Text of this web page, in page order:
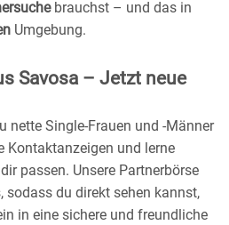
brauchst – und das in
Umgebung.
Savosa – Jetzt neue
nette Single-Frauen und -Männer
Kontaktanzeigen und lerne
passen. Unsere Partnerbörse
sodass du direkt sehen kannst,
in eine sichere und freundliche